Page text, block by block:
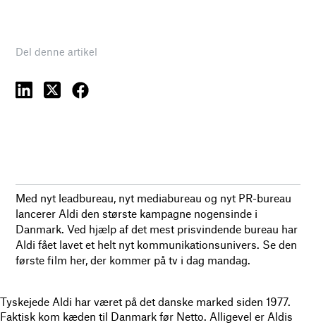
Del denne artikel
Med nyt leadbureau, nyt mediabureau og nyt PR-bureau
lancerer Aldi den største kampagne nogensinde i
Danmark. Ved hjælp af det mest prisvindende bureau har
Aldi fået lavet et helt nyt kommunikationsunivers. Se den
første film her, der kommer på tv i dag mandag.
Tyskejede Aldi har været på det danske marked siden 1977.
Faktisk kom kæden til Danmark før Netto. Alligevel er Aldis